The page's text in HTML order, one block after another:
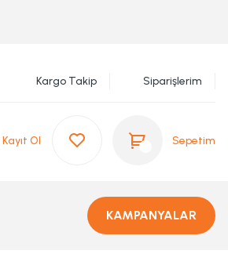
Kargo Takip Siparişlerim
Kayıt Ol Sepetim
KAMPANYALAR